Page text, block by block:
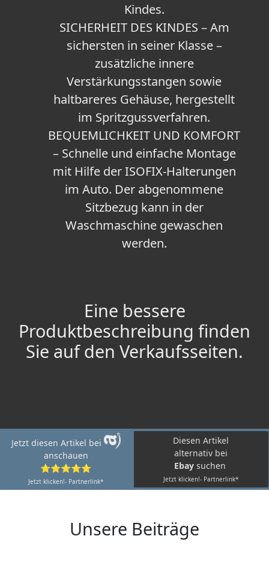
Kindes.
SICHERHEIT DES KINDES – Am
sichersten in seiner Klasse –
zusätzliche innere
Verstärkungsstangen sowie
haltbareres Gehäuse, hergestellt
im Spritzgussverfahren.
BEQUEMLICHKEIT UND KOMFORT
– Schnelle und einfache Montage
mit Hilfe der ISOFIX-Halterungen
im Auto. Der abgenommene
Sitzbezug kann in der
Waschmaschine gewaschen
werden.
Eine bessere
Produktbeschreibung finden
Sie auf den Verkaufsseiten.
Jetzt diesen Artikel bei
anschauen
⭐⭐⭐⭐⭐
Jetzt klicken!- Partnerlink*
Diesen Artikel
alternativ bei
Ebay suchen
Jetzt klicken!- Partnerlink*
Unsere Beiträge